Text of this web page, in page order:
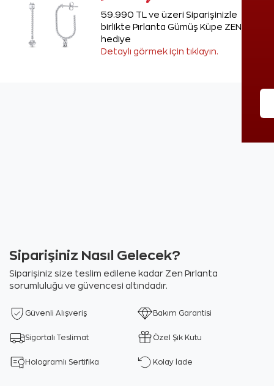
59.990 TL ve üzeri Siparişinizle
birlikte Pırlanta Gümüş Küpe ZEN'den
hediye
Detaylı görmek için tıklayın.
Siparişiniz Nasıl Gelecek?
Siparişiniz size teslim edilene kadar Zen Pırlanta
sorumluluğu ve güvencesi altındadır.
Güvenli Alışveriş Bakım Garantisi
Sigortalı Teslimat Özel Şık Kutu
Hologramlı Sertifika Kolay İade